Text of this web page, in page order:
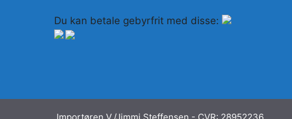
Du kan betale gebyrfrit med disse: